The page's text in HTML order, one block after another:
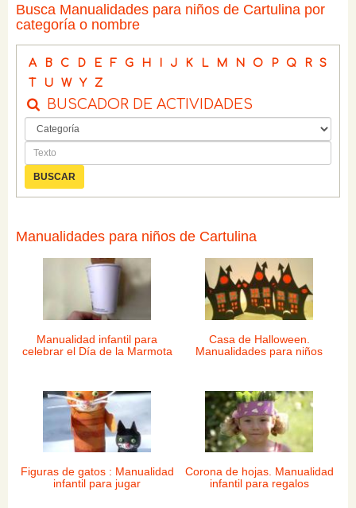
Busca Manualidades para niños de Cartulina por
categoría o nombre
A B C D E F G H I J K L M N O P Q R
S
T
U W Y Z
BUSCADOR DE ACTIVIDADES
Manualidades para niños de Cartulina
Manualidad infantil para
celebrar el Día de la Marmota
Casa de Halloween.
Manualidades para niños
Figuras de gatos : Manualidad
infantil para jugar
Corona de hojas. Manualidad
infantil para regalos